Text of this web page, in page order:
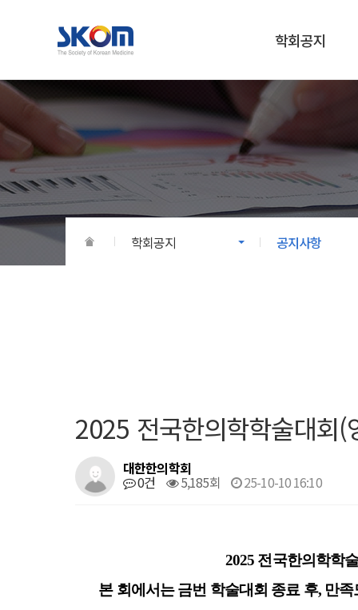
학회공지
학회공지
공지사항
포토뉴스
국내외 행사일정
지정기부금
학회소개
인사말
역사/연혁
기구/조직
임원
정관/제규정
학회공지 공지사항
2025 전국한의학학술대
대한한의학회
0건 5,185회 25-10-10 16:10
2025 전국한의학학
본 회에서는 금번 학술대회 종료 후, 만